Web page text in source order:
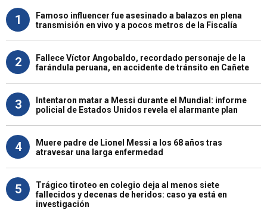
1
Famoso influencer fue asesinado a balazos en plena
transmisión en vivo y a pocos metros de la Fiscalía
2
Fallece Víctor Angobaldo, recordado personaje de la
farándula peruana, en accidente de tránsito en Cañete
3
Intentaron matar a Messi durante el Mundial: informe
policial de Estados Unidos revela el alarmante plan
4
Muere padre de Lionel Messi a los 68 años tras
atravesar una larga enfermedad
5
Trágico tiroteo en colegio deja al menos siete
fallecidos y decenas de heridos: caso ya está en
investigación